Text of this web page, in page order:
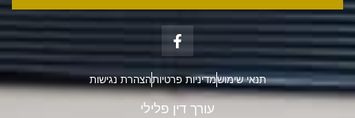
תנאי שימושמדיניות פרטיותהצהרת נגישות
עורך דין פלילי